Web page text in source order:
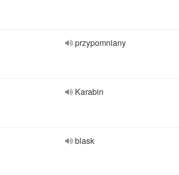
przypomniany
Karabin
blask